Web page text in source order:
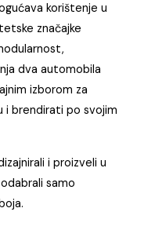
korištenje u
značajke
dva automobila
izborom za
i brendirati po svojim
i proizveli u
samo